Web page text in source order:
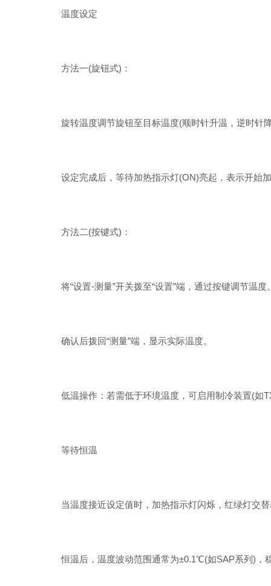
温度设定
方法一(旋钮式)：
旋转温度调节旋钮至目标温度(顺时针升温，逆时针
设定完成后，等待加热指示灯(ON)亮起，表示开始
方法二(按键式)：
将“设置-测量”开关拨至“设置”端，通过按键调节温度
确认后拨回“测量”端，显示实际温度。
低温操作：若需低于环境温度，可启用制冷装置(如
等待恒温
当温度接近设定值时，加热指示灯闪烁，红绿灯交替
恒温后，温度波动范围通常为±0.1℃(如SAP系列)，